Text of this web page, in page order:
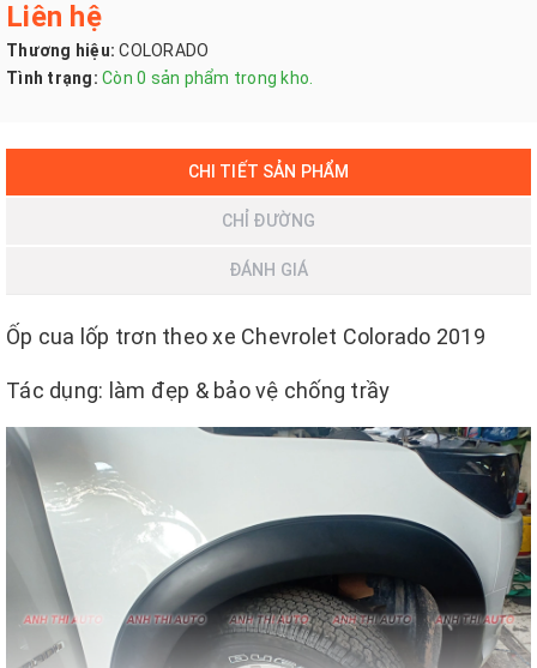
Liên hệ
Thương hiệu: COLORADO
Tình trạng: Còn 0 sản phẩm trong kho.
CHI TIẾT SẢN PHẨM
CHỈ ĐƯỜNG
ĐÁNH GIÁ
Ốp cua lốp trơn theo xe Chevrolet Colorado 2019
Tác dụng: làm đẹp & bảo vệ chống trầy